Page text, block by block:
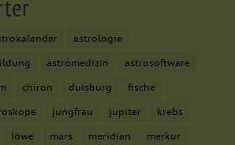
astrologie
astromedizin astrosoftware
chiron duisburg fische
jungfrau jupiter krebs
löwe mars meridian merkur
Cookies akzeptieren